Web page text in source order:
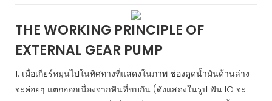
THE WORKING PRINCIPLE OF
EXTERNAL GEAR PUMP
1. เมื่อเกียร์หมุนไปในทิศทางที่แสดงในภาพ ช่องดูดน้ำมันด้านล่าง
จะค่อยๆ แตกออกเนื่องจากฟันที่ขบกัน (ดังแสดงในรูป ฟัน IO จะ